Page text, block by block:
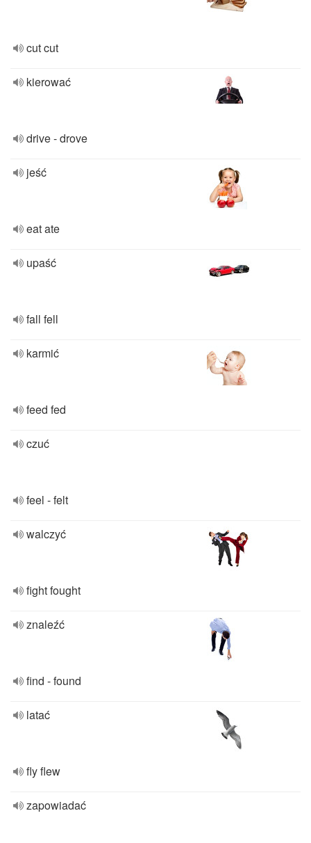
cut cut
kierować
drive - drove
jeść
eat ate
upaść
fall fell
karmić
feed fed
czuć
feel - felt
walczyć
fight fought
znaleźć
find - found
latać
fly flew
zapowiadać